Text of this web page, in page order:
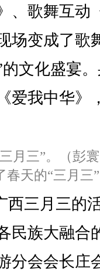
、歌舞互动
场变成了歌
文化盛宴
爱我中华》
月三”。（彭
天的“三月三
西三月三的
民族大融合
分会会长庄